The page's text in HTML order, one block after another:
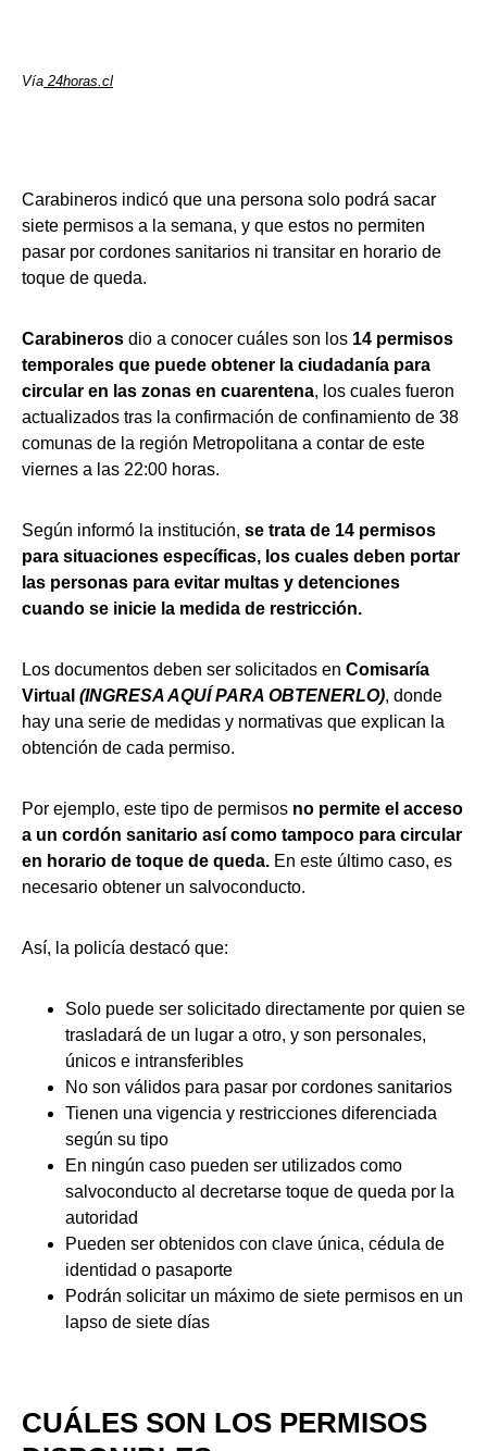
Vía 24horas.cl
Carabineros indicó que una persona solo podrá sacar
siete permisos a la semana, y que estos no permiten
pasar por cordones sanitarios ni transitar en horario de
toque de queda.
Carabineros dio a conocer cuáles son los 14 permisos
temporales que puede obtener la ciudadanía para
circular en las zonas en cuarentena, los cuales fueron
actualizados tras la confirmación de confinamiento de 38
comunas de la región Metropolitana a contar de este
viernes a las 22:00 horas.
Según informó la institución, se trata de 14 permisos
para situaciones específicas, los cuales deben portar
las personas para evitar multas y detenciones
cuando se inicie la medida de restricción.
Los documentos deben ser solicitados en Comisaría
Virtual (INGRESA AQUÍ PARA OBTENERLO), donde
hay una serie de medidas y normativas que explican la
obtención de cada permiso.
Por ejemplo, este tipo de permisos no permite el acceso
a un cordón sanitario así como tampoco para circular
en horario de toque de queda. En este último caso, es
necesario obtener un salvoconducto.
Así, la policía destacó que:
Solo puede ser solicitado directamente por quien se
trasladará de un lugar a otro, y son personales,
únicos e intransferibles
No son válidos para pasar por cordones sanitarios
Tienen una vigencia y restricciones diferenciada
según su tipo
En ningún caso pueden ser utilizados como
salvoconducto al decretarse toque de queda por la
autoridad
Pueden ser obtenidos con clave única, cédula de
identidad o pasaporte
Podrán solicitar un máximo de siete permisos en un
lapso de siete días
CUÁLES SON LOS PERMISOS